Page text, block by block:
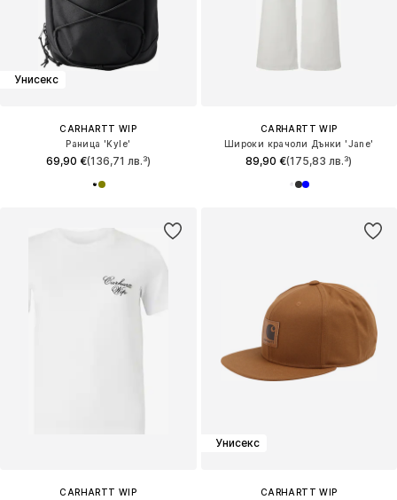
Унисекс
CARHARTT WIP
Раница 'Kyle'
69,90 €(136,71 лв.³)
CARHARTT WIP
Широки крачоли Дънки 'Jane'
89,90 €(175,83 лв.³)
CARHARTT WIP
Унисекс
CARHARTT WIP